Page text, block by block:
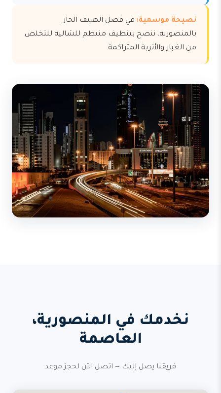
نصيحة موسمية: في فصل الصيف الحار
بالمنصورية، ننصح بتنظيف منتظم للشاليه للتخلص
من الغبار والأتربة المتراكمة.
نخدمك في المنصورية،
العاصمة
فريقنا يصل إليك — اتصل الآن لحجز موعد